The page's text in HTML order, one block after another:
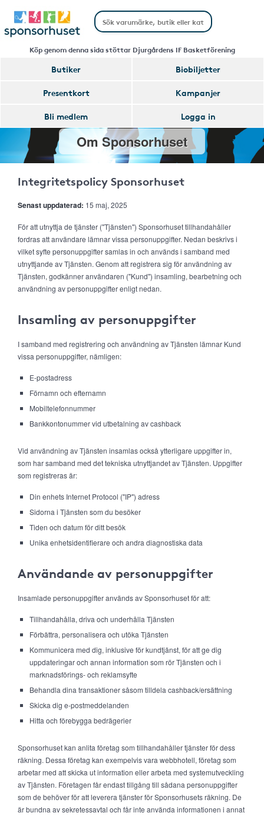
Köp genom denna sida stöttar Djurgårdens IF Basketförening
Butiker
Biobiljetter
Presentkort
Kampanjer
Bli medlem
Logga in
Om Sponsorhuset
Integritetspolicy Sponsorhuset
Senast uppdaterad: 15 maj, 2025
För att utnyttja de tjänster ("Tjänsten") Sponsorhuset tillhandahåller
fordras att användare lämnar vissa personuppgifter. Nedan beskrivs i
vilket syfte personuppgifter samlas in och används i samband med
utnyttjande av Tjänsten. Genom att registrera sig för användning av
Tjänsten, godkänner användaren ("Kund") insamling, bearbetning och
användning av personuppgifter enligt nedan.
Insamling av personuppgifter
I samband med registrering och användning av Tjänsten lämnar Kund
vissa personuppgifter, nämligen:
E-postadress
Förnamn och efternamn
Mobiltelefonnummer
Bankkontonummer vid utbetalning av cashback
Vid användning av Tjänsten insamlas också ytterligare uppgifter in,
som har samband med det tekniska utnyttjandet av Tjänsten. Uppgifter
som registreras är:
Din enhets Internet Protocol ("IP") adress
Sidorna i Tjänsten som du besöker
Tiden och datum för ditt besök
Unika enhetsidentifierare och andra diagnostiska data
Användande av personuppgifter
Insamlade personuppgifter används av Sponsorhuset för att:
Tillhandahålla, driva och underhålla Tjänsten
Förbättra, personalisera och utöka Tjänsten
Kommunicera med dig, inklusive för kundtjänst, för att ge dig
uppdateringar och annan information som rör Tjänsten och i
marknadsförings- och reklamsyfte
Behandla dina transaktioner såsom tilldela cashback/ersättning
Skicka dig e-postmeddelanden
Hitta och förebygga bedrägerier
Sponsorhuset kan anlita företag som tillhandahåller tjänster för dess
räkning. Dessa företag kan exempelvis vara webbhotell, företag som
arbetar med att skicka ut information eller arbeta med systemutveckling
av Tjänsten. Företagen får endast tillgång till sådana personuppgifter
som de behöver för att leverera tjänster för Sponsorhusets räkning. De
är bundna av sekretessavtal och får inte använda informationen i annat